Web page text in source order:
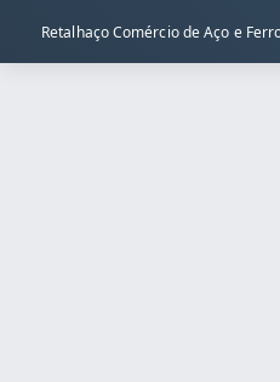
Retalhaço Comércio de Aço e